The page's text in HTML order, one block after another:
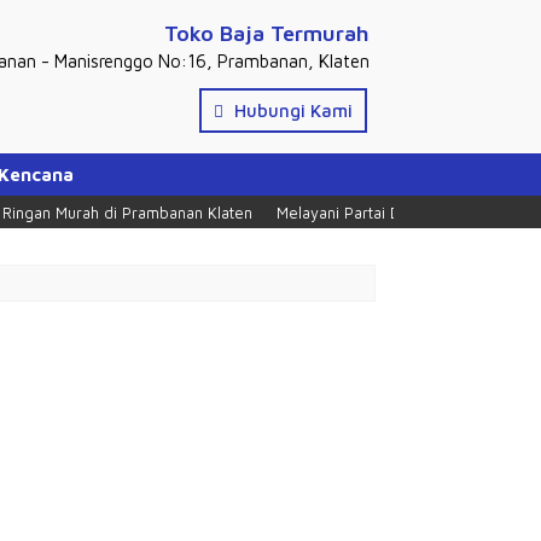
Toko Baja Termurah
- Manisrenggo No:16, Prambanan, Klaten
Hubungi Kami
Murah di Prambanan Klaten Melayani Partai Dan Ecer, Tlpn = 0274